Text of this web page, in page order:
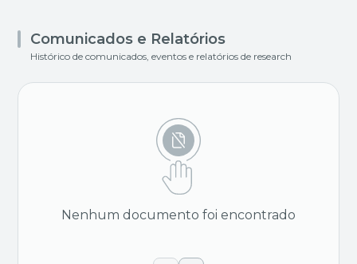
Comunicados e Relatórios
Histórico de comunicados, eventos e relatórios de research
Nenhum documento foi encontrado